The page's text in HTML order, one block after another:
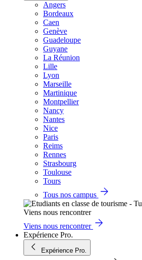
Angers
Bordeaux
Caen
Genève
Guadeloupe
Guyane
La Réunion
Lille
Lyon
Marseille
Martinique
Montpellier
Nancy
Nantes
Nice
Paris
Reims
Rennes
Strasbourg
Toulouse
Tours
Tous nos campus
Viens nous rencontrer
Viens nous rencontrer
Expérience Pro.
Expérience Pro.